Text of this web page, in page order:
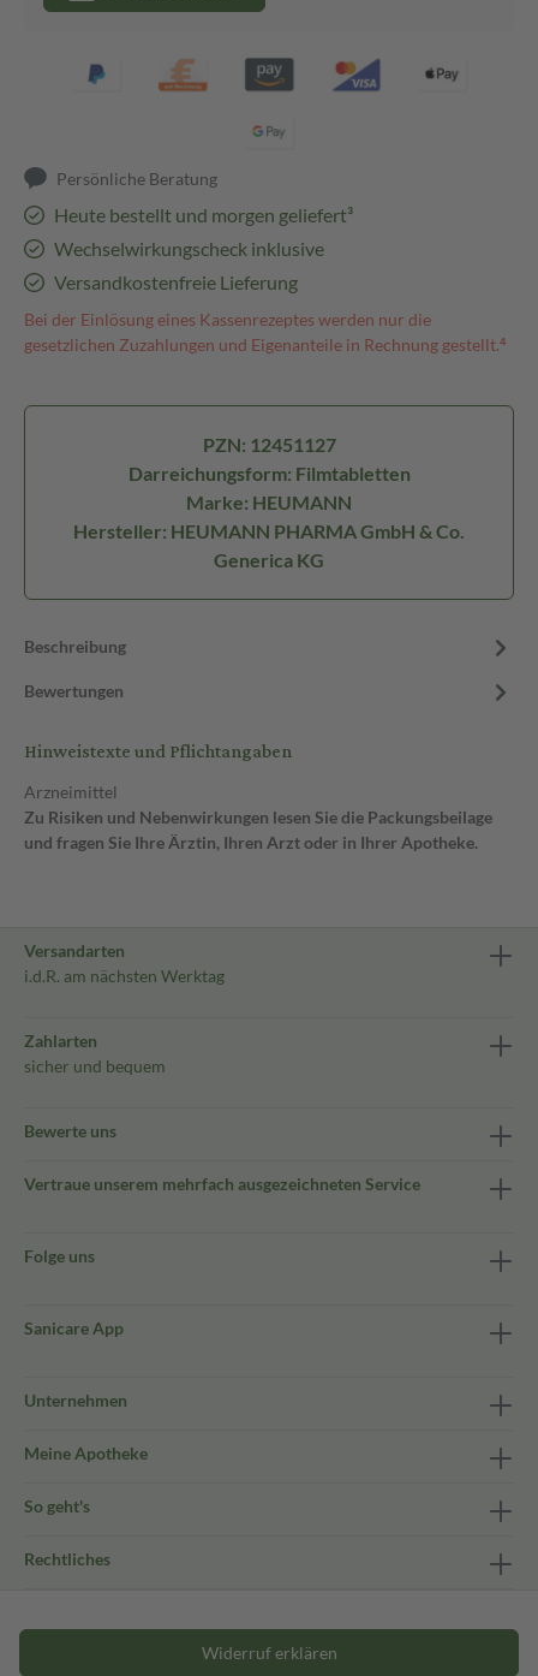
Persönliche Beratung
Heute bestellt und morgen geliefert³
Wechselwirkungscheck inklusive
Versandkostenfreie Lieferung
Bei der Einlösung eines Kassenrezeptes werden nur die
gesetzlichen Zuzahlungen und Eigenanteile in Rechnung gestellt.⁴
PZN: 12451127
Darreichungsform: Filmtabletten
Marke: HEUMANN
Hersteller: HEUMANN PHARMA GmbH & Co.
Generica KG
Beschreibung
Bewertungen
Hinweistexte und Pflichtangaben
Arzneimittel
Zu Risiken und Nebenwirkungen lesen Sie die Packungsbeilage
und fragen Sie Ihre Ärztin, Ihren Arzt oder in Ihrer Apotheke.
Versandarten
i.d.R. am nächsten Werktag
Zahlarten
sicher und bequem
Bewerte uns
Vertraue unserem mehrfach ausgezeichneten Service
Folge uns
Sanicare App
Unternehmen
Meine Apotheke
So geht's
Rechtliches
Widerruf erklären